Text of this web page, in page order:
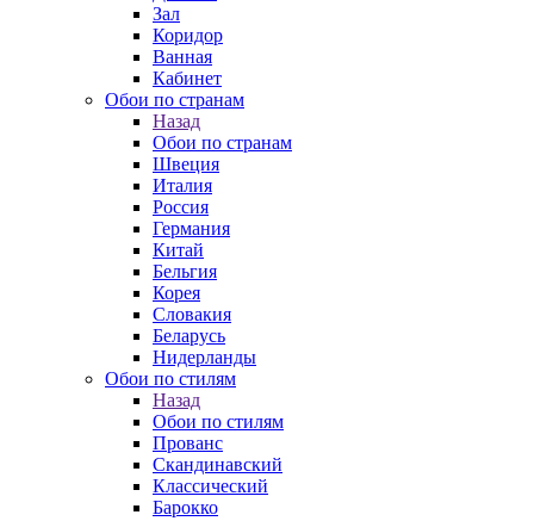
Зал
Коридор
Ванная
Кабинет
Обои по странам
Назад
Обои по странам
Швеция
Италия
Россия
Германия
Китай
Бельгия
Корея
Словакия
Беларусь
Нидерланды
Обои по стилям
Назад
Обои по стилям
Прованс
Скандинавский
Классический
Барокко